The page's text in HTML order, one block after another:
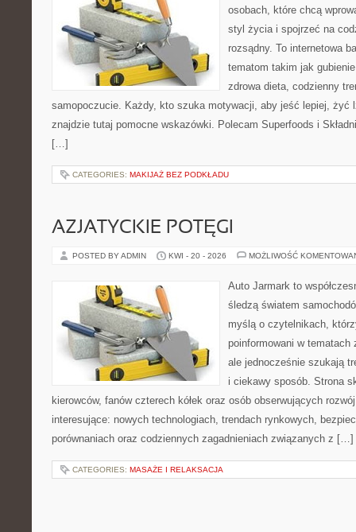
osobach, które chcą
styl życia i spojrzeć na
rozsądny. To internetowa
tematom takim jak
zdrowa dieta, codzienny
samopoczucie. Każdy, kto szuka motywacji, aby jeść lepiej, żyć
znajdzie tutaj pomocne wskazówki. Polecam Superfoods i
[…]
CATEGORIES: MAKIJAŻ BEZ PODKŁADU
AZJATYCKIE POTĘGI
POSTED BY ADMIN KWI - 20 - 2026 MOŻLIWOŚĆ
Auto Jarmark to
śledzą światem
myślą o czytelnikach,
poinformowani w
ale jednocześnie szukają
i ciekawy sposób. Strona
kierowców, fanów czterech kółek oraz osób obserwujących
interesujące: nowych technologiach, trendach rynkowych,
porównaniach oraz codziennych zagadnieniach związanych z […]
CATEGORIES: MASAŻE I RELAKSACJA